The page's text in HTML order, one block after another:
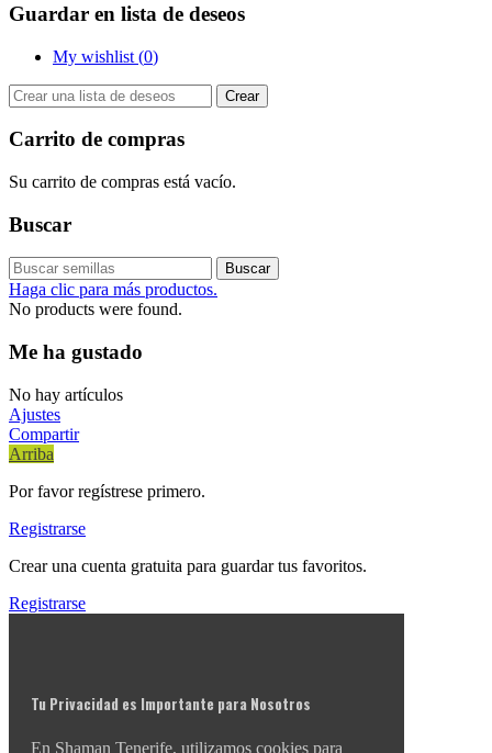
Guardar en lista de deseos
My wishlist (0)
Crear
Carrito de compras
Su carrito de compras está vacío.
Buscar
Buscar
Haga clic para más productos.
No products were found.
Me ha gustado
No hay artículos
Ajustes
Compartir
Arriba
Por favor regístrese primero.
Registrarse
Crear una cuenta gratuita para guardar tus favoritos.
Registrarse
Tu Privacidad es Importante para Nosotros
En Shaman Tenerife, utilizamos cookies para